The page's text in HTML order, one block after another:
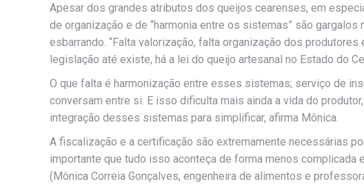
Apesar dos grandes atributos dos queijos cearenses, em
de organização e de “harmonia entre os sistemas” são
esbarrando. “Falta valorização, falta organização dos
legislação até existe, há a lei do queijo artesanal no Estado do
O que falta é harmonização entre esses sistemas; serviço de
conversam entre si. E isso dificulta mais ainda a vida do
integração desses sistemas para simplificar, afirma Mônica.
A fiscalização e a certificação são extremamente necessárias
importante que tudo isso aconteça de forma menos complicada
(Mônica Correia Gonçalves, engenheira de alimentos e professora